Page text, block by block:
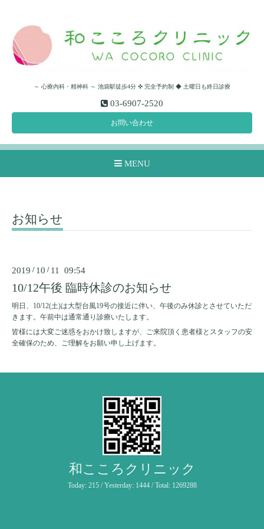
～ 心療内科・精神科 ～ 池袋駅徒歩4分 ✜ 完全予約制 ◆ 土曜日も終日診療
03-6907-2520
お問い合わせ
MENU
お知らせ
2019 / 10 / 11 09:54
10/12午後 臨時休診のお知らせ
明日、10/12(土)は大型台風19号の接近に伴い、午後のみ休診とさせていただ
きます。午前中は通常通り診療いたします。
皆様には大変ご迷惑をおかけ致しますが、ご来院頂く患者様とスタッフの安
全確保のため、ご理解をお願い申し上げます。
和こころクリニック
Today: 215/ Yesterday: 1444/ Total: 1269288